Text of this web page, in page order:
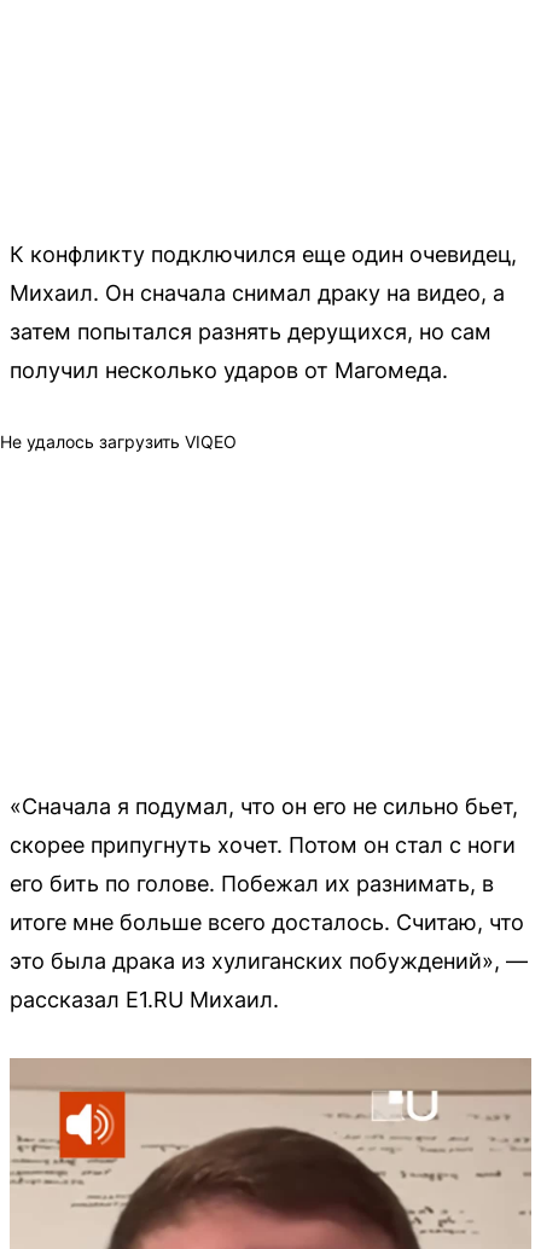
К конфликту подключился еще один очевидец,
Михаил. Он сначала снимал драку на видео, а
затем попытался разнять дерущихся, но сам
получил несколько ударов от Магомеда.
Не удалось загрузить VIQEO
«Сначала я подумал, что он его не сильно бьет,
скорее припугнуть хочет. Потом он стал с ноги
его бить по голове. Побежал их разнимать, в
итоге мне больше всего досталось. Считаю, что
это была драка из хулиганских побуждений», —
рассказал E1.RU Михаил.